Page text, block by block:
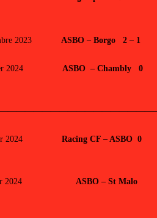
2023 ASBO – Borgo 2 – 1
2024 ASBO – Chambly 0
2024 Racing CF – ASBO 0
2024 ASBO – St Malo